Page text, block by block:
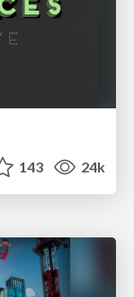
143 24k